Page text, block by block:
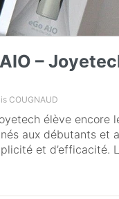
–
COUGNAUD
élève encore
aux débutants et
et d’efficacité.